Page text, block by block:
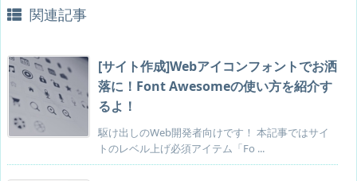
関連記事
[サイト作成]Webアイコンフォントでお洒
落に！Font Awesomeの使い方を紹介す
るよ！
駆け出しのWeb開発者向けです！ 本記事ではサイ
トのレベル上げ必須アイテム「Fo ...